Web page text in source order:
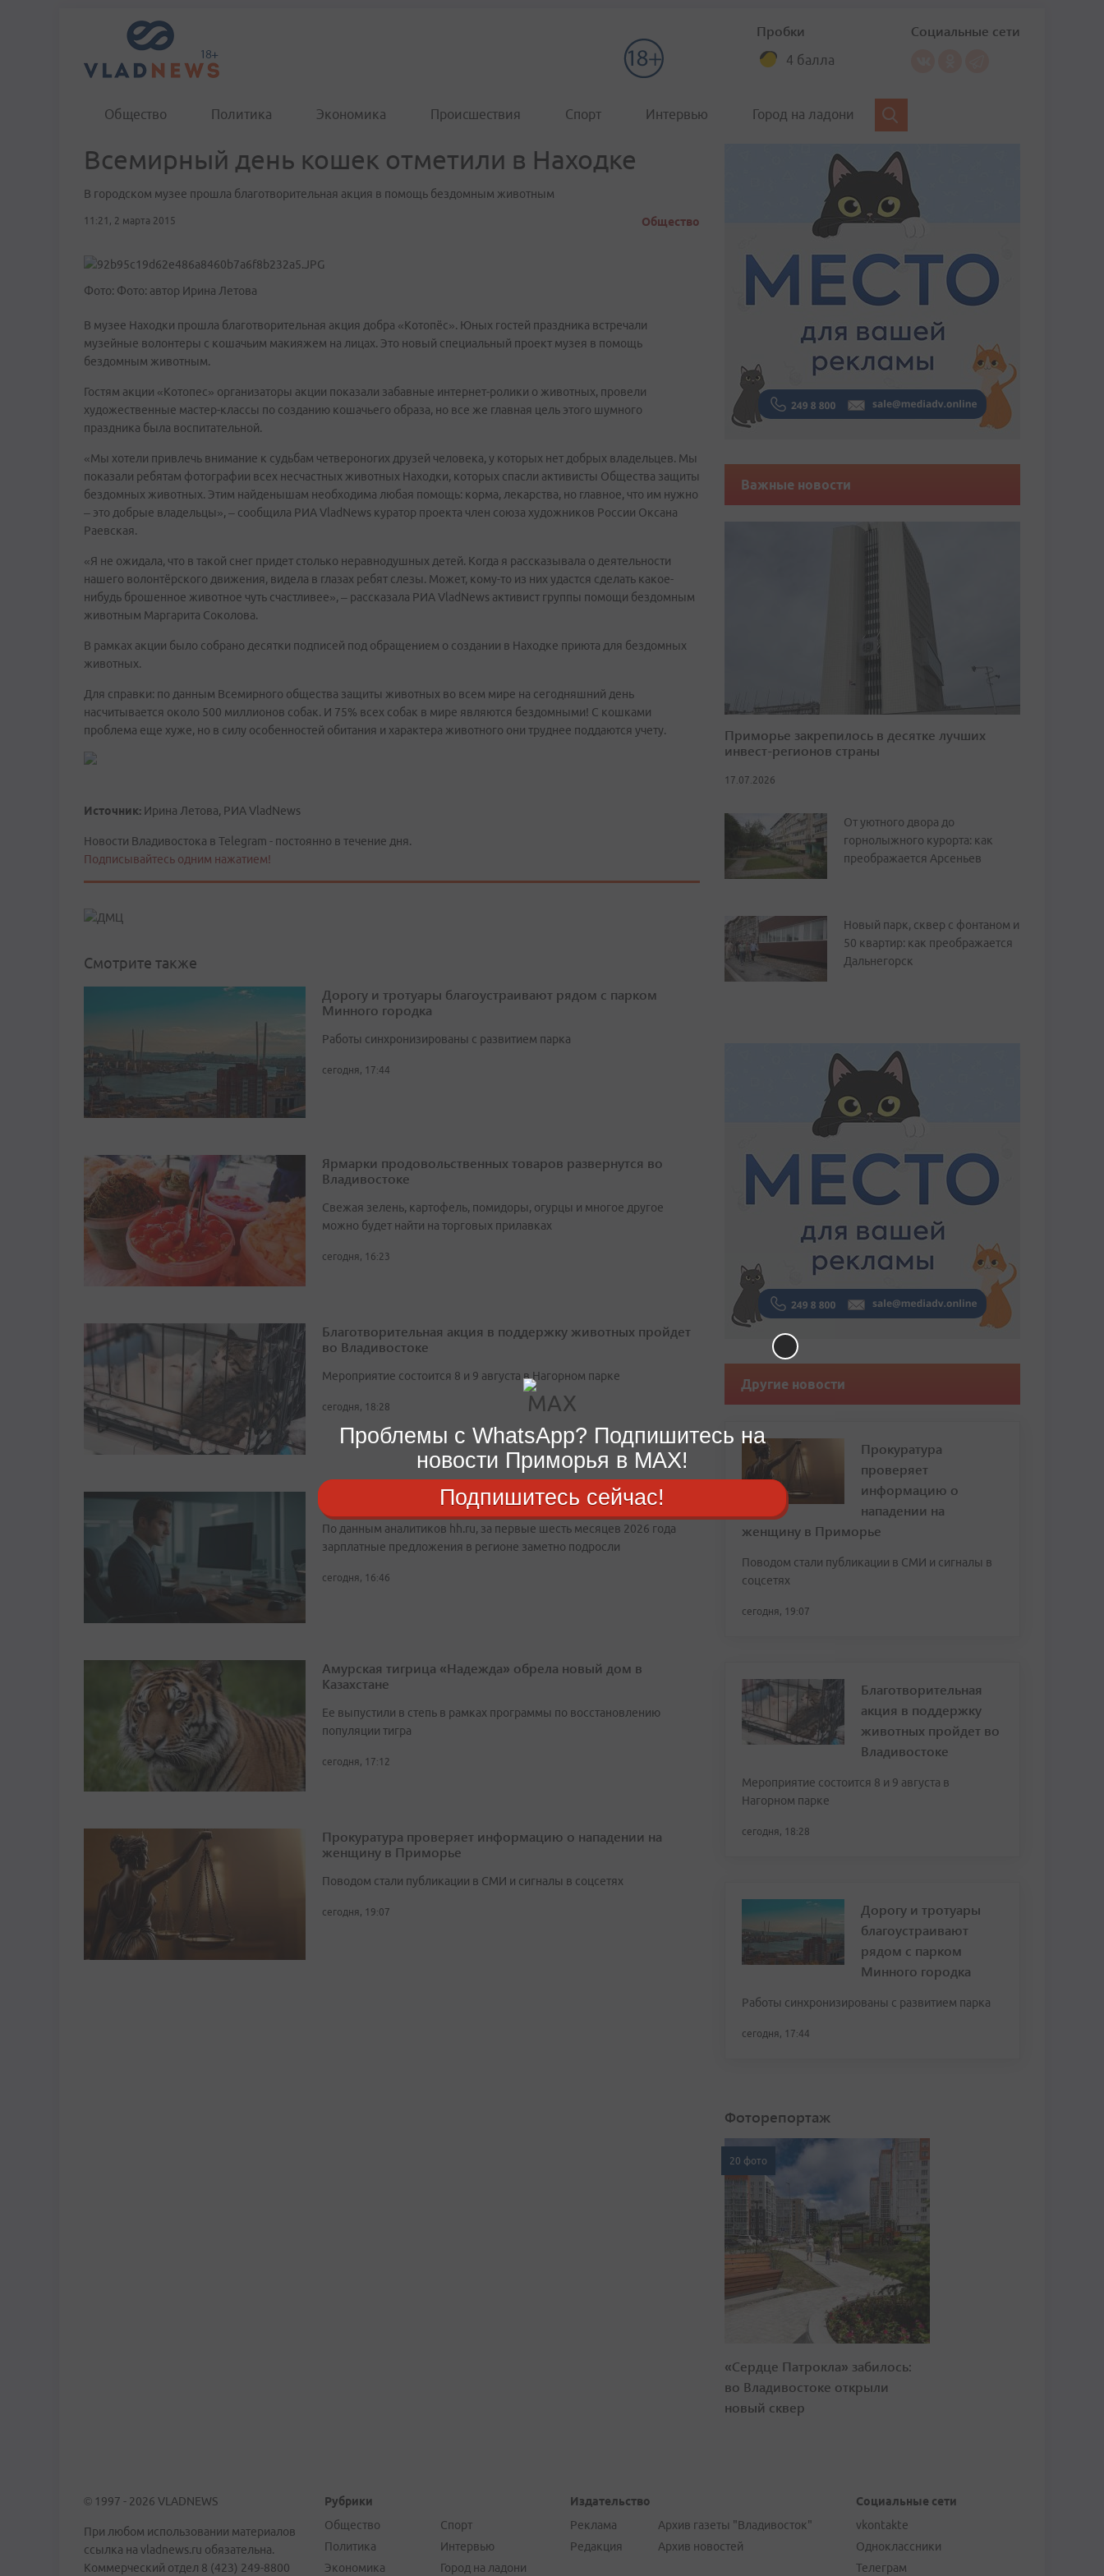
Пробки
4 балла
Социальные сети
Общество Политика Экономика Происшествия Спорт Интервью Город на ладони
Всемирный день кошек отметили в Находке
В городском музее прошла благотворительная акция в помощь бездомным животным
11:21, 2 марта 2015 Общество
Фото: Фото: автор Ирина Летова
В музее Находки прошла благотворительная акция добра «Котопёс». Юных гостей праздника встречали
музейные волонтеры с кошачьим макияжем на лицах. Это новый специальный проект музея в помощь
бездомным животным.
Гостям акции «Котопес» организаторы акции показали забавные интернет-ролики о животных, провели
художественные мастер-классы по созданию кошачьего образа, но все же главная цель этого шумного
праздника была воспитательной.
«Мы хотели привлечь внимание к судьбам четвероногих друзей человека, у которых нет добрых владельцев. Мы
показали ребятам фотографии всех несчастных животных Находки, которых спасли активисты Общества защиты
бездомных животных. Этим найденышам необходима любая помощь: корма, лекарства, но главное, что им нужно
– это добрые владельцы», – сообщила РИА VladNews куратор проекта член союза художников России Оксана
Раевская.
«Я не ожидала, что в такой снег придет столько неравнодушных детей. Когда я рассказывала о деятельности
нашего волонтёрского движения, видела в глазах ребят слезы. Может, кому-то из них удастся сделать какое-
нибудь брошенное животное чуть счастливее», – рассказала РИА VladNews активист группы помощи бездомным
животным Маргарита Соколова.
В рамках акции было собрано десятки подписей под обращением о создании в Находке приюта для бездомных
животных.
Для справки: по данным Всемирного общества защиты животных во всем мире на сегодняшний день
насчитывается около 500 миллионов собак. И 75% всех собак в мире являются бездомными! С кошками
проблема еще хуже, но в силу особенностей обитания и характера животного они труднее поддаются учету.
Источник: Ирина Летова, РИА VladNews
Новости Владивостока в Telegram - постоянно в течение дня.
Подписывайтесь одним нажатием!
Смотрите также
Дорогу и тротуары благоустраивают рядом с парком
Минного городка
Работы синхронизированы с развитием парка
сегодня, 17:44
Ярмарки продовольственных товаров развернутся во
Владивостоке
Свежая зелень, картофель, помидоры, огурцы и многое другое
можно будет найти на торговых прилавках
сегодня, 16:23
Благотворительная акция в поддержку животных пройдет
во Владивостоке
Мероприятие состоится 8 и 9 августа в Нагорном парке
сегодня, 18:28
Кто в Приморском крае стал зарабатывать больше: ответ
По данным аналитиков hh.ru, за первые шесть месяцев 2026 года
зарплатные предложения в регионе заметно подросли
сегодня, 16:46
Амурская тигрица «Надежда» обрела новый дом в
Казахстане
Ее выпустили в степь в рамках программы по восстановлению
популяции тигра
сегодня, 17:12
Прокуратура проверяет информацию о нападении на
женщину в Приморье
Поводом стали публикации в СМИ и сигналы в соцсетях
сегодня, 19:07
Важные новости
Приморье закрепилось в десятке лучших
инвест-регионов страны
17.07.2026
От уютного двора до
горнолыжного курорта: как
преображается Арсеньев
Новый парк, сквер с фонтаном и
50 квартир: как преображается
Дальнегорск
Другие новости
Прокуратура
проверяет
информацию о
нападении на
женщину в Приморье
Поводом стали публикации в СМИ и сигналы в
соцсетях
сегодня, 19:07
Благотворительная
акция в поддержку
животных пройдет во
Владивостоке
Мероприятие состоится 8 и 9 августа в
Нагорном парке
сегодня, 18:28
Дорогу и тротуары
благоустраивают
рядом с парком
Минного городка
Работы синхронизированы с развитием парка
сегодня, 17:44
Фоторепортаж
20 фото
«Сердце Патрокла» забилось:
во Владивостоке открыли
новый сквер
© 1997 - 2026 VLADNEWS
При любом использовании материалов
ссылка на vladnews.ru обязательна.
Коммерческий отдел 8 (423) 249-8800
Рубрики
Общество
Политика
Экономика
Спорт
Интервью
Город на ладони
Издательство
Реклама
Редакция
Архив газеты "Владивосток"
Архив новостей
Социальные сети
vkontakte
Одноклассники
Телеграм
Проблемы с WhatsApp? Подпишитесь на
новости Приморья в MAX!
Подпишитесь сейчас!